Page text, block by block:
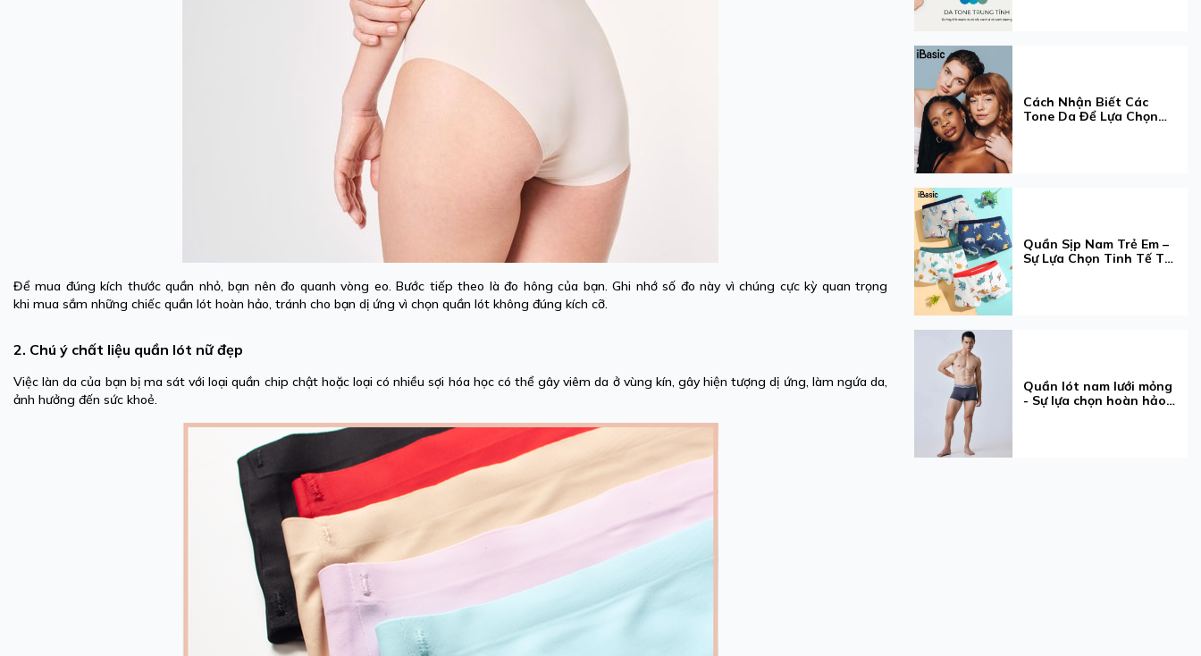
Để mua đúng kích thước quần nhỏ, bạn nên đo quanh vòng eo. Bước tiếp theo là đo hông của bạn. Ghi nhớ số đo này vì chúng cực kỳ quan trọng
khi mua sắm những chiếc quần lót hoàn hảo, tránh cho bạn dị ứng vì chọn quần lót không đúng kích cỡ.
2. Chú ý chất liệu quần lót nữ đẹp
Việc làn da của bạn bị ma sát với loại quần chip chật hoặc loại có nhiều sợi hóa học có thể gây viêm da ở vùng kín, gây hiện tượng dị ứng, làm ngứa da,
ảnh hưởng đến sức khoẻ.
Cách Nhận Biết Các
Tone Da Để Lựa Chọn
Quần Sịp Nam Trẻ Em –
Sự Lựa Chọn Tinh Tế Từ
Quần lót nam lưới mỏng
- Sự lựa chọn hoàn hảo